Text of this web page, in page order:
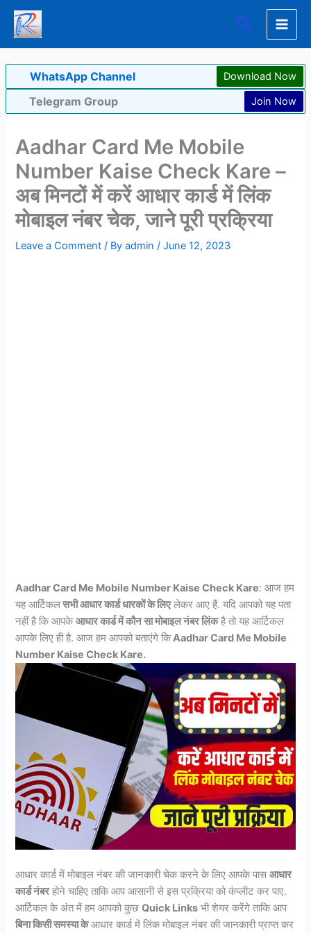
Skip
content
Search
WhatsApp Channel Download Now
Telegram Group Join Now
Aadhar Card Me Mobile
Number Kaise Check Kare –
अब मिनटों में करें आधार कार्ड में लिंक
मोबाइल नंबर चेक, जाने पूरी प्रक्रिया
Leave a Comment / Byadmin/June 12, 2023
Aadhar Card Me Mobile Number Kaise Check Kare: आज हम
यह आर्टिकलसभी आधार कार्ड धारकों के लिएलेकर आए हैं. यदि आपको यह पता
नहीं है कि आपकेआधार कार्ड में कौन सा मोबाइल नंबर लिंकहै तो यह आर्टिकल
आपके लिए ही है. आज हम आपको बताएंगे किAadhar Card Me Mobile
Number Kaise Check Kare.
आधार कार्ड में मोबाइल नंबर की जानकारी चेक करने के लिए आपके पासआधार
कार्ड नंबरहोने चाहिए ताकि आप आसानी से इस प्रक्रिया को कंप्लीट कर पाए.
आर्टिकल के अंत में हम आपको कुछQuick Links भी शेयर करेंगे ताकि आप
बिना किसी समस्या केआधार कार्ड में लिंक मोबाइल नंबर की जानकारी प्राप्त कर